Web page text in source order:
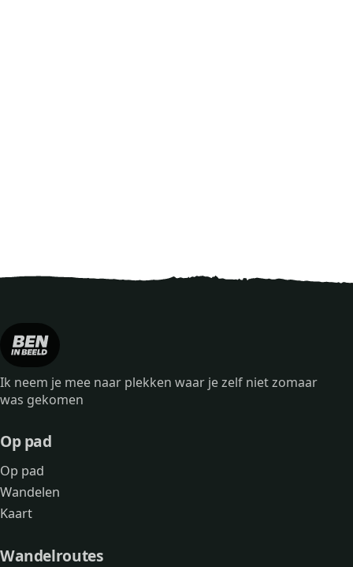
Ik neem je mee naar plekken waar je zelf niet zomaar
was gekomen
Op pad
Op pad
Wandelen
Kaart
Wandelroutes